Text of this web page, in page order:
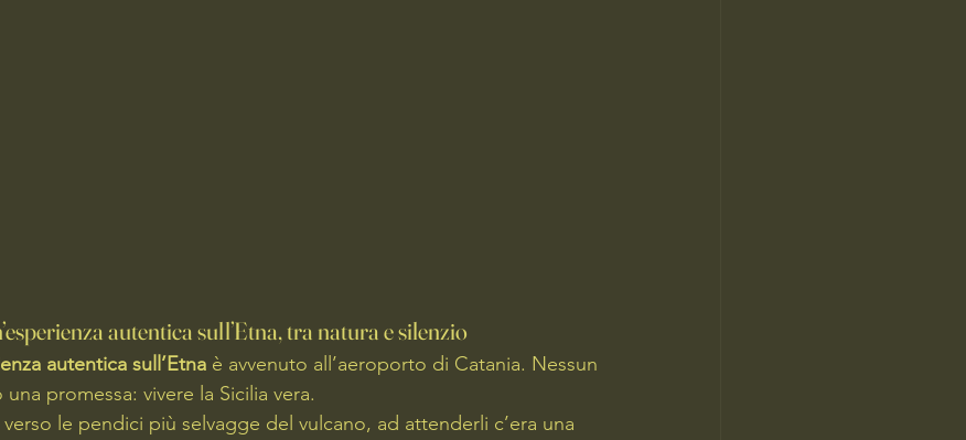
autentica sull’Etna, tra natura e silenzio
autentica sull’Etna è avvenuto all’aeroporto di Catania. Nessun
promessa: vivere la Sicilia vera.
le pendici più selvagge del vulcano, ad attenderli c’era una